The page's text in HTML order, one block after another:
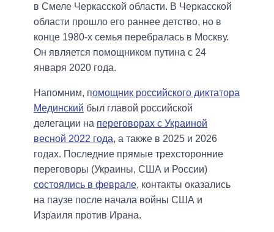
в Смеле Черкасской области. В Черкасской
области прошло его раннее детство, но в
конце 1980-х семья перебралась в Москву.
Он является помощником путина с 24
января 2020 года.
Напомним, помощник российского диктатора
Мединский был главой российской
делегации на переговорах с Украиной
весной 2022 года, а также в 2025 и 2026
годах. Последние прямые трехсторонние
переговоры (Украины, США и России)
состоялись в феврале, контакты оказались
на паузе после начала войны США и
Израиля против Ирана.